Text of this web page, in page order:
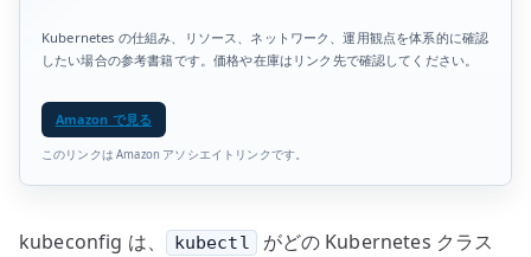
Kubernetes の仕組み、リソース、ネットワーク、運用観点を体系的に確認
したい場合の参考書籍です。価格や在庫はリンク先で確認してください。
Amazon で見る
このリンクは Amazon アソシエイトリンクです。
kubeconfig は、 kubectl
がどの Kubernetes クラス